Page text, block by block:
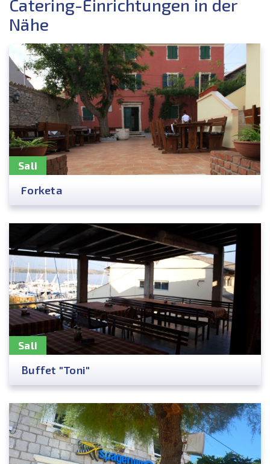
Catering-Einrichtungen in der
Nähe
Sali
Forketa
Sali
Buffet "Toni"